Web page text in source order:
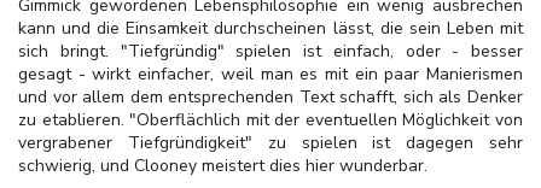
Gimmick gewordenen Lebensphilosophie ein wenig ausbrechen
kann und die Einsamkeit durchscheinen lässt, die sein Leben mit
sich bringt. "Tiefgründig" spielen ist einfach, oder - besser
gesagt - wirkt einfacher, weil man es mit ein paar Manierismen
und vor allem dem entsprechenden Text schafft, sich als Denker
zu etablieren. "Oberflächlich mit der eventuellen Möglichkeit von
vergrabener Tiefgründigkeit" zu spielen ist dagegen sehr
schwierig, und Clooney meistert dies hier wunderbar.